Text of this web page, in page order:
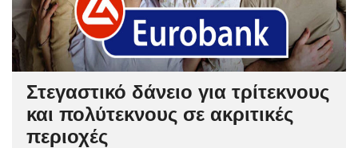
Στεγαστικό δάνειο για τρίτεκνους
και πολύτεκνους σε ακριτικές
περιοχές